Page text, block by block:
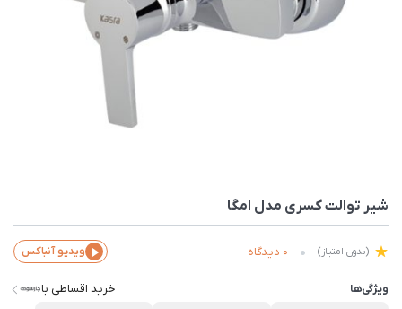
شیر توالت کسری مدل امگا
(بدون امتیاز) 0 دیدگاه ویدیو آنباکس
ویژگی‌ها خرید اقساطی با